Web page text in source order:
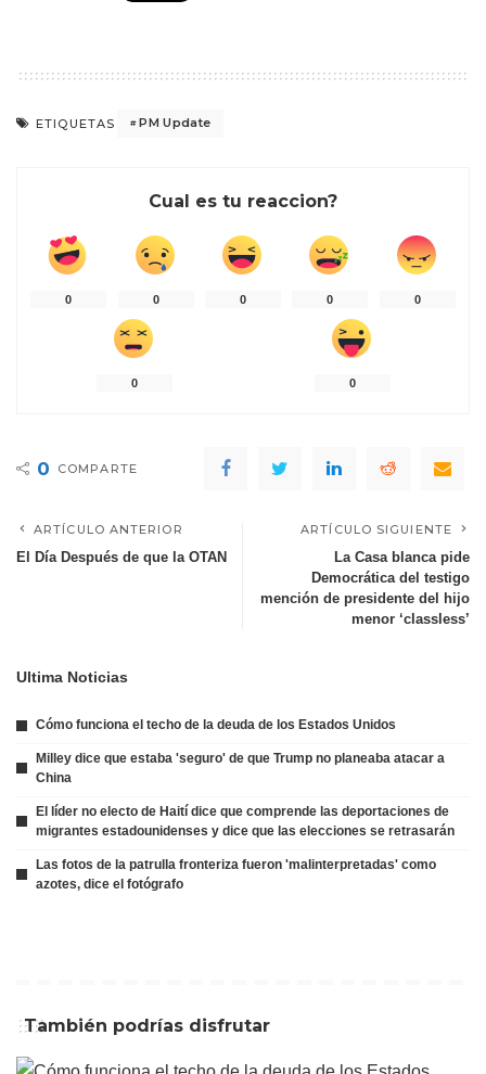
ETIQUETAS PM Update
Cual es tu reaccion?
0 0 0 0 0
0 0
0 COMPARTE
ARTÍCULO ANTERIOR
El Día Después de que la OTAN
ARTÍCULO SIGUIENTE
La Casa blanca pide
Democrática del testigo
mención de presidente del hijo
menor ‘classless’
Ultima Noticias
Cómo funciona el techo de la deuda de los Estados Unidos
Milley dice que estaba 'seguro' de que Trump no planeaba atacar a
China
El líder no electo de Haití dice que comprende las deportaciones de
migrantes estadounidenses y dice que las elecciones se retrasarán
Las fotos de la patrulla fronteriza fueron 'malinterpretadas' como
azotes, dice el fotógrafo
También podrías disfrutar